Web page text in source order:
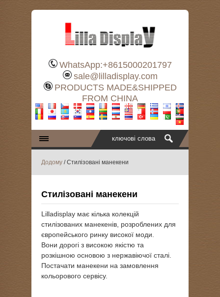
WhatsApp:+8615000201797
sale@lilladisplay.com
PRODUCTS MADE&SHIPPED
FROM CHINA
Додому / Стилізовані манекени
Стилізовані манекени
Lilladisplay має кілька колекцій
стилізованих манекенів, розроблених для
європейського ринку високої моди.
Вони дорогі з високою якістю та
розкішною основою з нержавіючої сталі.
Постачати манекени на замовлення
кольорового сервісу.